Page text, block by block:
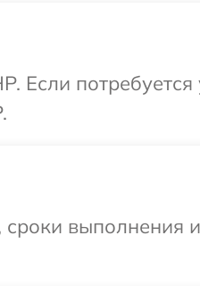
Если
сроки выполнения